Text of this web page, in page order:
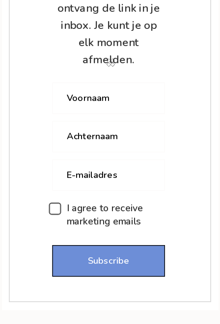
ontvang de link in je
inbox. Je kunt je op
elk moment
afmelden.
Voornaam
Achternaam
E-mailadres
I agree to receive
marketing emails
Subscribe